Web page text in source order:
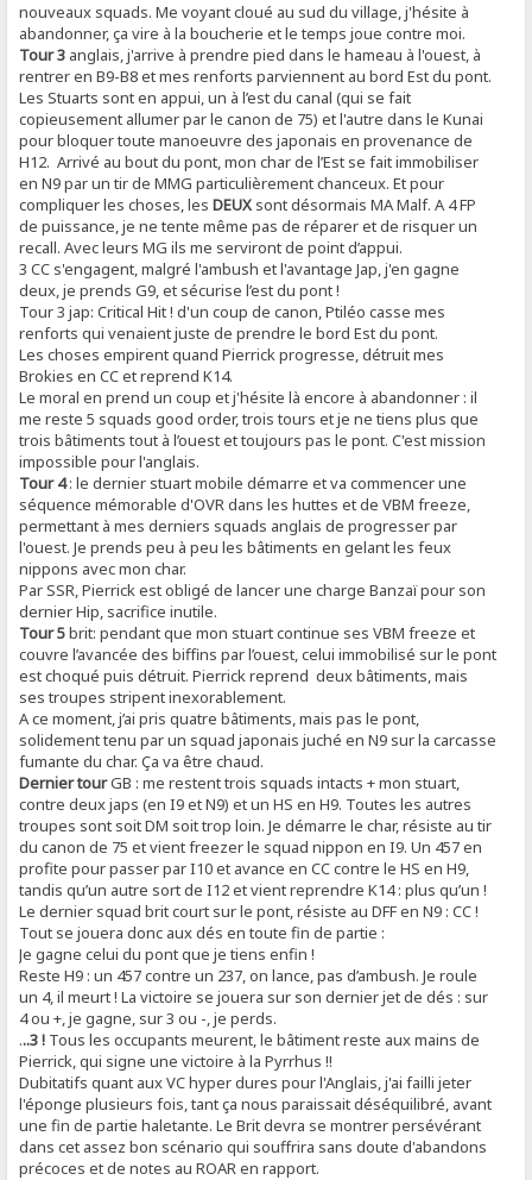
nouveaux squads. Me voyant cloué au sud du village, j'hésite à
abandonner, ça vire à la boucherie et le temps joue contre moi.
Tour 3 anglais, j'arrive à prendre pied dans le hameau à l'ouest, à
rentrer en B9-B8 et mes renforts parviennent au bord Est du pont.
Les Stuarts sont en appui, un à l’est du canal (qui se fait
copieusement allumer par le canon de 75) et l'autre dans le Kunai
pour bloquer toute manoeuvre des japonais en provenance de
H12. Arrivé au bout du pont, mon char de l’Est se fait immobiliser
en N9 par un tir de MMG particulièrement chanceux. Et pour
compliquer les choses, les DEUX sont désormais MA Malf. A 4 FP
de puissance, je ne tente même pas de réparer et de risquer un
recall. Avec leurs MG ils me serviront de point d’appui.
3 CC s'engagent, malgré l'ambush et l'avantage Jap, j'en gagne
deux, je prends G9, et sécurise l’est du pont !
Tour 3 jap: Critical Hit ! d'un coup de canon, Ptiléo casse mes
renforts qui venaient juste de prendre le bord Est du pont.
Les choses empirent quand Pierrick progresse, détruit mes
Brokies en CC et reprend K14.
Le moral en prend un coup et j'hésite là encore à abandonner : il
me reste 5 squads good order, trois tours et je ne tiens plus que
trois bâtiments tout à l’ouest et toujours pas le pont. C'est mission
impossible pour l'anglais.
Tour 4: le dernier stuart mobile démarre et va commencer une
séquence mémorable d'OVR dans les huttes et de VBM freeze,
permettant à mes derniers squads anglais de progresser par
l'ouest. Je prends peu à peu les bâtiments en gelant les feux
nippons avec mon char.
Par SSR, Pierrick est obligé de lancer une charge Banzaï pour son
dernier Hip, sacrifice inutile.
Tour 5brit: pendant que mon stuart continue ses VBM freeze et
couvre l’avancée des biffins par l’ouest, celui immobilisé sur le pont
est choqué puis détruit. Pierrick reprend deux bâtiments, mais
ses troupes stripent inexorablement.
A ce moment, j’ai pris quatre bâtiments, mais pas le pont,
solidement tenu par un squad japonais juché en N9 sur la carcasse
fumante du char. Ça va être chaud.
Dernier tourGB : me restent trois squads intacts + mon stuart,
contre deux japs (en I9 et N9) et un HS en H9. Toutes les autres
troupes sont soit DM soit trop loin. Je démarre le char, résiste au tir
du canon de 75 et vient freezer le squad nippon en I9. Un 457 en
profite pour passer par I10 et avance en CC contre le HS en H9,
tandis qu’un autre sort de I12 et vient reprendre K14 : plus qu’un !
Le dernier squad brit court sur le pont, résiste au DFF en N9 : CC !
Tout se jouera donc aux dés en toute fin de partie :
Je gagne celui du pont que je tiens enfin !
Reste H9 : un 457 contre un 237, on lance, pas d’ambush. Je roule
un 4, il meurt ! La victoire se jouera sur son dernier jet de dés : sur
4 ou +, je gagne, sur 3 ou -, je perds.
...3 ! Tous les occupants meurent, le bâtiment reste aux mains de
Pierrick, qui signe une victoire à la Pyrrhus !!
Dubitatifs quant aux VC hyper dures pour l'Anglais, j'ai failli jeter
l'éponge plusieurs fois, tant ça nous paraissait déséquilibré, avant
une fin de partie haletante. Le Brit devra se montrer persévérant
dans cet assez bon scénario qui souffrira sans doute d'abandons
précoces et de notes au ROAR en rapport.